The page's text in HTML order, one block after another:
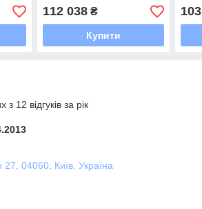
112 038₴
Купити
12 відгуків за рік
27, 04060, Київ, Україна